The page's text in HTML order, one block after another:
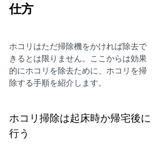
仕方
ホコリはただ掃除機をかければ除去で
きるとは限りません。ここからは効果
的にホコリを除去ために、ホコリを掃
除する手順を紹介します。
ホコリ掃除は起床時か帰宅後に
行う